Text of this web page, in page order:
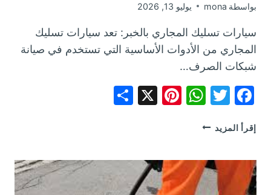
بواسطة mona يوليو 13, 2026
سيارات تسليك المجاري بالخبر: تعد سيارات تسليك
المجاري من الأدوات الأساسية التي تستخدم في صيانة
شبكات الصرف…
Facebook
Twitter
WhatsApp
Pinterest
X
إقرأ المزيد سيارات
بالخبر